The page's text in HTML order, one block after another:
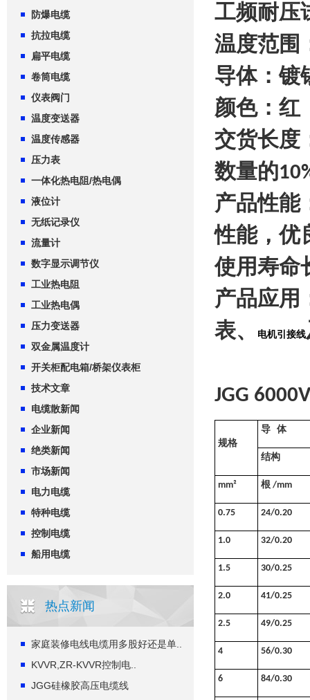
防爆电缆
抗拉电缆
扁平电缆
卷筒电缆
仪表阀门
温度变送器
温度传感器
压力表
一体化热电阻/热电偶
液位计
无纸记录仪
流量计
数字显示调节仪
工业热电阻
工业热电偶
压力变送器
双金属温度计
开关柜配电箱/桥架仪表柜
技术文章
电缆散新闻
企业新闻
绝类新闻
市场新闻
电力电缆
特种电缆
控制电缆
船用电缆
热点新闻
家庭装修电线电缆用多股好还是单..
KVVR,ZR-KVVR控制电..
JGG硅橡胶高压电缆线
工频耐压
温度范围
导体：镀
颜色：
交货长度
数量的
产品性能
性能，优
使用寿命
产品应用
表、
电机引接线
JGG 6000V
规格
导 体
结构
mm² 根 /mm
0.75 24/0.20
1.0 32/0.20
1.5 30/0.25
2.0 41/0.25
2.5 49/0.25
4 56/0.30
6 84/0.30